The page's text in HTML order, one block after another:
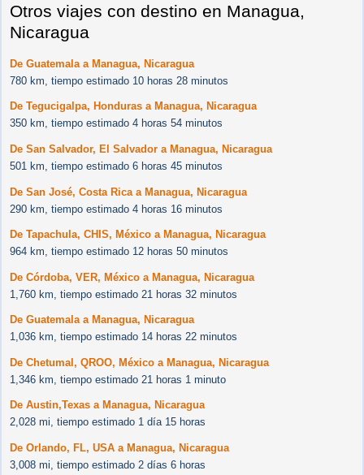
Otros viajes con destino en Managua,
Nicaragua
De Guatemala a Managua, Nicaragua
780 km, tiempo estimado 10 horas 28 minutos
De Tegucigalpa, Honduras a Managua, Nicaragua
350 km, tiempo estimado 4 horas 54 minutos
De San Salvador, El Salvador a Managua, Nicaragua
501 km, tiempo estimado 6 horas 45 minutos
De San José, Costa Rica a Managua, Nicaragua
290 km, tiempo estimado 4 horas 16 minutos
De Tapachula, CHIS, México a Managua, Nicaragua
964 km, tiempo estimado 12 horas 50 minutos
De Córdoba, VER, México a Managua, Nicaragua
1,760 km, tiempo estimado 21 horas 32 minutos
De Guatemala a Managua, Nicaragua
1,036 km, tiempo estimado 14 horas 22 minutos
De Chetumal, QROO, México a Managua, Nicaragua
1,346 km, tiempo estimado 21 horas 1 minuto
De Austin,Texas a Managua, Nicaragua
2,028 mi, tiempo estimado 1 día 15 horas
De Orlando, FL, USA a Managua, Nicaragua
3,008 mi, tiempo estimado 2 días 6 horas